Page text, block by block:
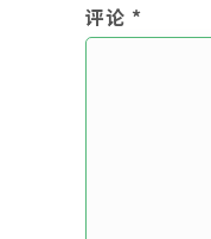
评论 *